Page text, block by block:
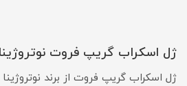
ژل اسکراب گریپ فروت نوتروژینا
ژل اسکراب گریپ فروت از برند